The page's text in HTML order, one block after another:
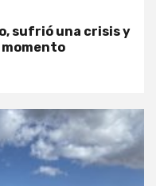
sufrió una crisis y
momento